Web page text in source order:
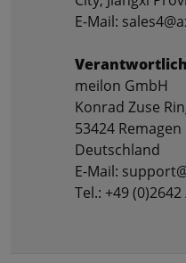
E-Mail:
meilon GmbH
Konrad Zuse
53424 Remagen
Deutschland
E-Mail:
Tel.: +49